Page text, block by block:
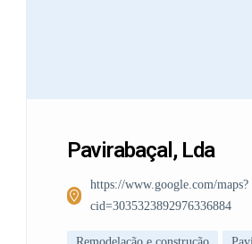
Pavirabaçal, Lda
https://www.google.com/maps?
cid=3035323892976336884
Remodelação e construção